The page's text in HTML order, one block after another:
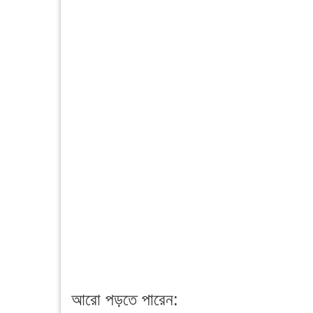
আরো পড়তে পারেন: